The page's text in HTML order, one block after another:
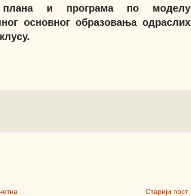
плана и програма по моделу
основног образовања одраслих
Старији пост